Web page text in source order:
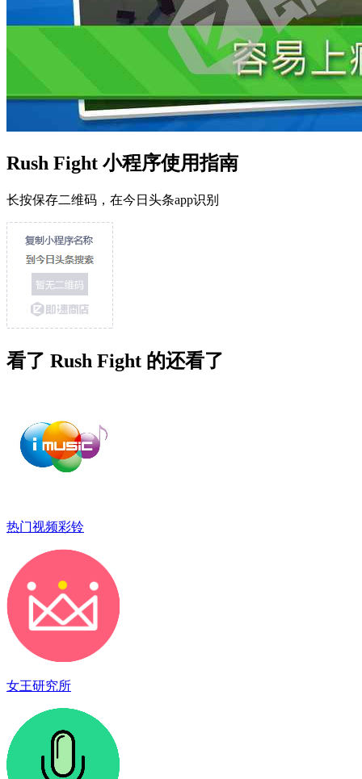
Rush Fight 小程序使用指南
长按保存二维码，在今日头条app识别
看了 Rush Fight 的还看了
热门视频彩铃
女王研究所